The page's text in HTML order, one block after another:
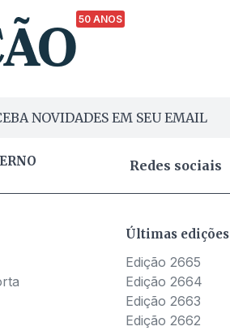
50 ANOS
NOVIDADES EM SEU EMAIL
Redes sociais
Últimas edições
Edição 2665
Edição 2664
Edição 2663
Edição 2662